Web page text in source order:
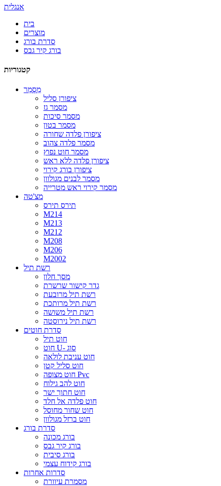
אנגלית
בית
מוצרים
סדרת בורג
בורג קיר גבס
קטגוריות
מַסְמֵר
ציפורן סליל
מסמר גז
מסמר סיכות
מסמר בטון
ציפורן פלדה שחורה
מסמר פלדה צהוב
מסמר חוט נפוץ
ציפורן פלדה ללא ראש
ציפורן בורג קירוי
מסמר לבנים מגולוון
מסמר קירוי ראש מטרייה
מצ'טה
תירס תירס
M214
M213
M212
M208
M206
M2002
רשת תיל
מסך חלון
גדר קישור שרשרת
רשת תיל מרובעת
רשת תיל מרותכת
רשת תיל משושה
רשת תיל נירוסטה
סדרת חוטים
חוט תיל
חוט U- סוג
חוט עניבת לולאה
חוט סליל קטן
חוט מצופה Pvc
חוט להב גילוח
חוט חתוך ישר
חוט פלדה אל חלד
חוט שחור מחוסל
חוט ברזל מגולוון
סדרת בורג
בורג מכונה
בורג קיר גבס
בורג סיבית
בורג קידוח עצמי
סדרות אחרות
מסמרת עיוורת